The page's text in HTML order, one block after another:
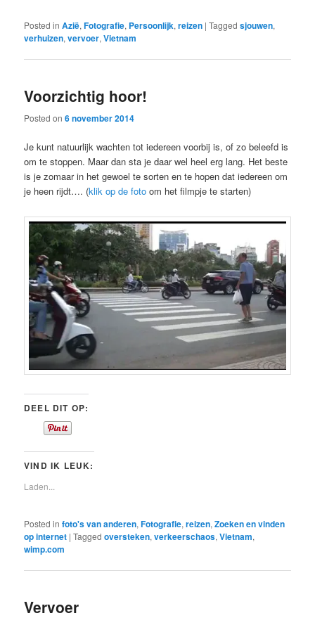
Posted in Azië,Fotografie, Persoonlijk,reizen |Tagged sjouwen,
verhuizen,vervoer,Vietnam
Voorzichtig hoor!
Posted on6 november 2014
Je kunt natuurlijk wachten tot iedereen voorbij is, of zo beleefd is
om te stoppen. Maar dan sta je daar wel heel erg lang. Het beste
is je zomaar in het gewoel te sorten en te hopen dat iedereen om
je heen rijdt…. (klik op de foto om het filmpje te starten)
DEEL DIT OP:
VIND IK LEUK:
Laden...
Posted in foto's van anderen,Fotografie,reizen,Zoeken en vinden
op internet |Tagged oversteken,verkeerschaos,Vietnam,
wimp.com
Vervoer